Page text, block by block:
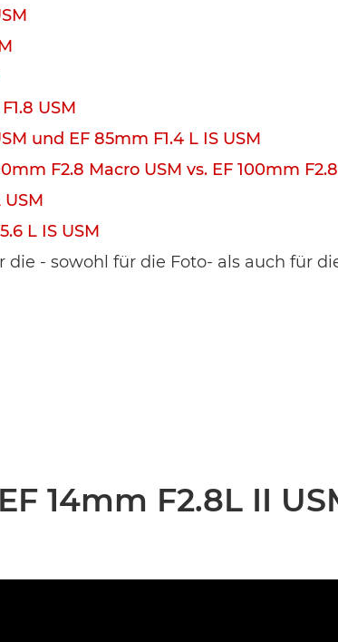
USM
und EF 85mm F1.4 L IS USM
F2.8 Macro USM vs. EF 100mm
USM
L IS USM
- sowohl für die Foto- als auch für
14mm F2.8L II